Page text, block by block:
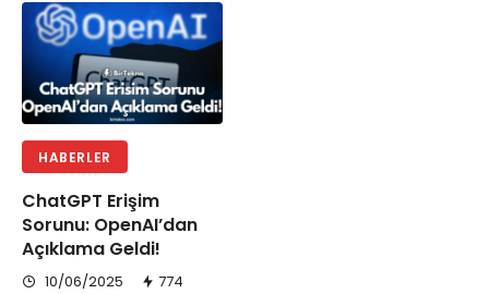
HABERLER
ChatGPT Erişim
Sorunu: OpenAI’dan
Açıklama Geldi!
10/06/2025 774